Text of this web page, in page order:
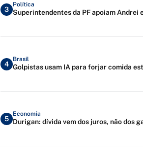
3
Política
Superintendentes da PF apoiam Andrei
4
Brasil
Golpistas usam IA para forjar comida
5
Economia
Durigan: dívida vem dos juros, não dos